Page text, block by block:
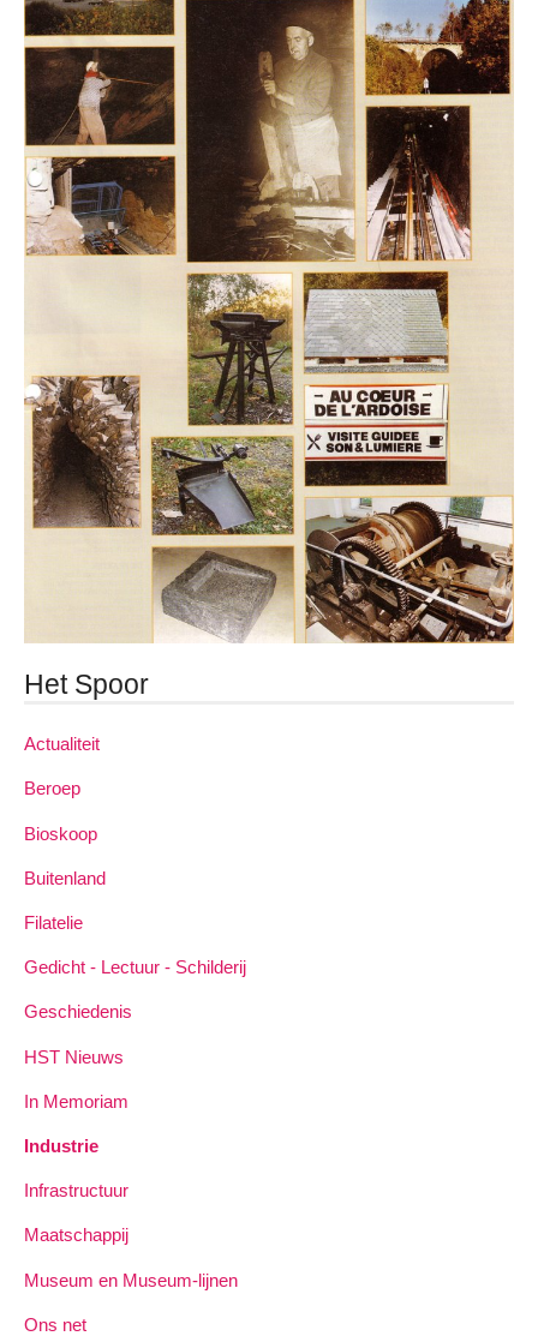
Het Spoor
Actualiteit
Beroep
Bioskoop
Buitenland
Filatelie
Gedicht - Lectuur - Schilderij
Geschiedenis
HST Nieuws
In Memoriam
Industrie
Infrastructuur
Maatschappij
Museum en Museum-lijnen
Ons net